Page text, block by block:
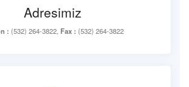
Adresimiz
: (532) 264-3822, Fax : (532) 264-3822